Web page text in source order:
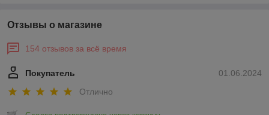
Отзывы о магазине
154 отзывов за всё время
01.06.2024
Покупатель
Отлично